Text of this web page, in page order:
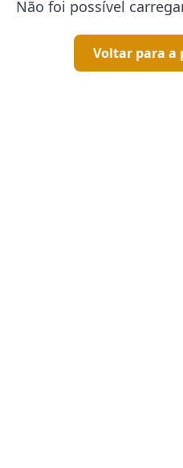
Não foi possível
Voltar para a